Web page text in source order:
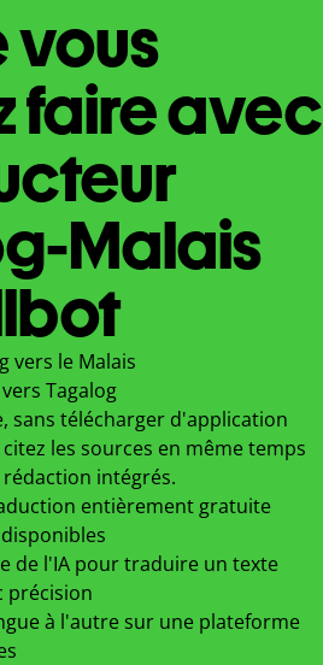
vous
faire avec
Malais
vers le Malais
Tagalog
sans télécharger d'application
les sources en même temps
intégrés.
entièrement gratuite
de l'IA pour traduire un texte
précision
à l'autre sur une plateforme